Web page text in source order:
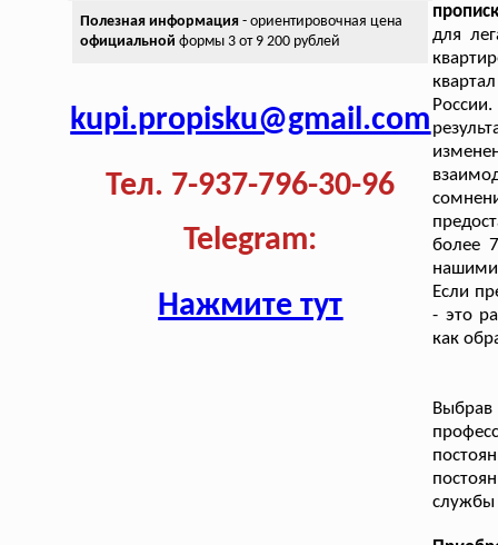
Полезная информация- ориентировочная цена
официальной формы 3 от 9 200 рублей
kupi.propisku@gmail.com
Тел. 7-937-796-30-96
Telegram:
Нажмите тут
для
более
нашими
Если
- это
как